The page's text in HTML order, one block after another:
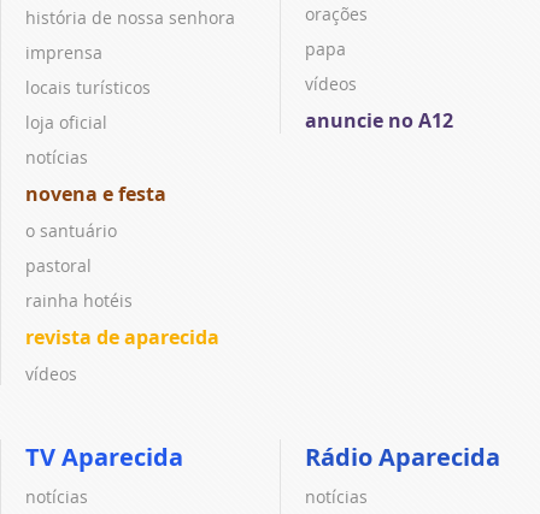
história de nossa senhora
imprensa
locais turísticos
loja oficial
notícias
novena e festa
o santuário
pastoral
rainha hotéis
revista de aparecida
vídeos
orações
papa
vídeos
anuncie no A12
TV Aparecida
notícias
Rádio Aparecida
notícias